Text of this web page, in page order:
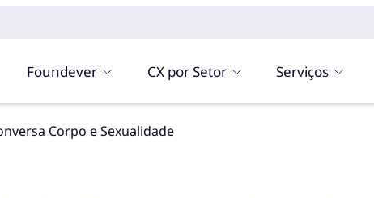
Foundever CX por Setor Serviços
Corpo e Sexualidade